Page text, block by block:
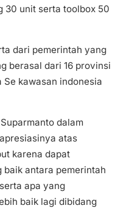
30 unit serta toolbox 50
dari pemerintah yang
berasal dari 16 provinsi
kawasan indonesia
dalam
atas
karena dapat
baik antara pemerintah
apa yang
baik lagi dibidang